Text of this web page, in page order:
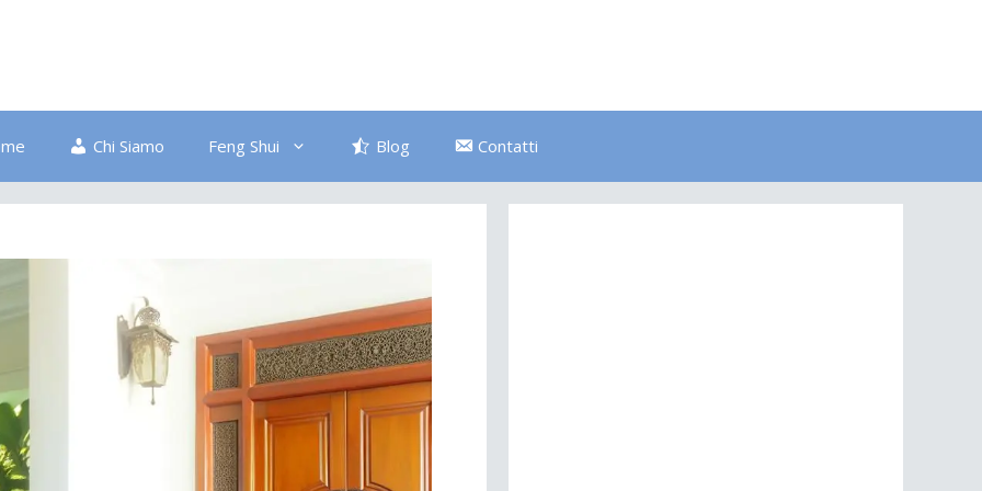
Chi Siamo Feng Shui
Bagno Bambini
Ingresso
Salute
Piante
Pulizia Energetica
Blog Contatti